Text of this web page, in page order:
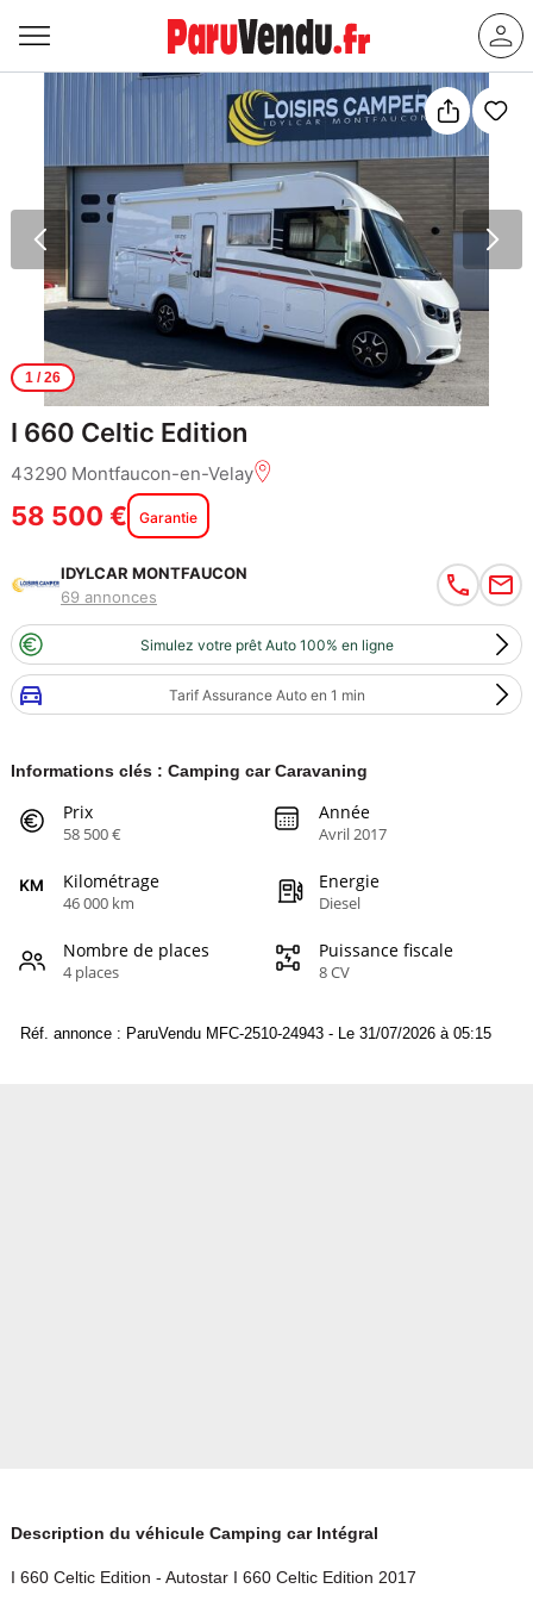
1/ 26
I 660 Celtic Edition
43290 Montfaucon-en-Velay
58 500 € Garantie
IDYLCAR MONTFAUCON
69 annonces
Simulez votre prêt Auto 100% en ligne
Tarif Assurance Auto en 1 min
Informations clés : Camping car Caravaning
Prix
58 500 €
Année
Avril 2017
Kilométrage
46 000 km
Energie
Diesel
Nombre de places
4 places
Puissance fiscale
8 CV
Réf. annonce : ParuVendu MFC-2510-24943 - Le 31/07/2026 à 05:15
Description du véhicule Camping car Intégral
I 660 Celtic Edition - Autostar I 660 Celtic Edition 2017